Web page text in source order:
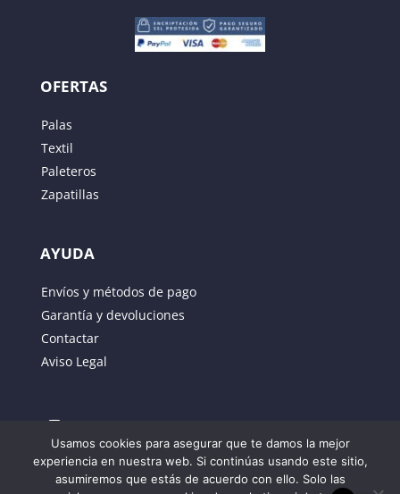
este navegador para la próxima vez que comente.
OFERTAS
Palas
Textil
Paleteros
Zapatillas
AYUDA
Envíos y métodos de pago
Garantía y devoluciones
Contactar
Aviso Legal
Usamos cookies para asegurar que te damos la mejor
experiencia en nuestra web. Si continúas usando este sitio,
asumiremos que estás de acuerdo con ello. Solo las